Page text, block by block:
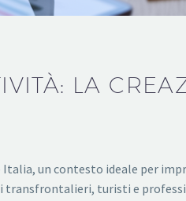
LA
un contesto ideale per
transfrontalieri, turisti e